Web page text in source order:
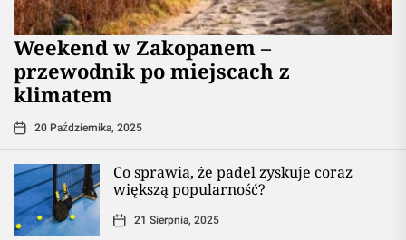
Weekend w Zakopanem –
przewodnik po miejscach z
klimatem
20 Października, 2025
Co sprawia, że padel zyskuje coraz
większą popularność?
21 Sierpnia, 2025